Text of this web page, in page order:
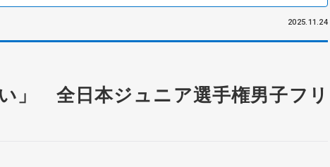
2025.11.24
」 全日本ジュニア選手権男子フリ